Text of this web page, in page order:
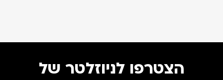
הצטרפו לניוזלטר של